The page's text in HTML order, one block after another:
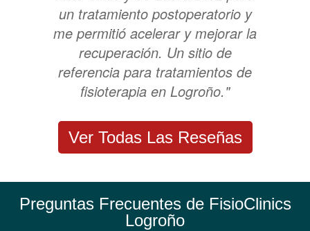
un tratamiento postoperatorio y
me permitió acelerar y mejorar la
recuperación. Un sitio de
referencia para tratamientos de
fisioterapia en Logroño."
Ver Todas Las Reseñas
Preguntas Frecuentes de FisioClinics
Logroño